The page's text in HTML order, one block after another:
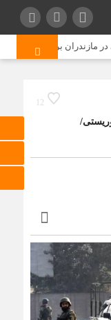
12